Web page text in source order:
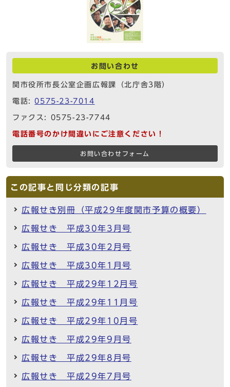
お問い合わせ
関市役所市長公室企画広報課（北庁舎3階）
電話:0575-23-7014
ファクス: 0575-23-7744
電話番号のかけ間違いにご注意ください！
お問い合わせフォーム
この記事と同じ分類の記事
広報せき別冊（平成29年度関市予算の概要）
広報せき 平成30年3月号
広報せき 平成30年2月号
広報せき 平成30年1月号
広報せき 平成29年12月号
広報せき 平成29年11月号
広報せき 平成29年10月号
広報せき 平成29年9月号
広報せき 平成29年8月号
広報せき 平成29年7月号